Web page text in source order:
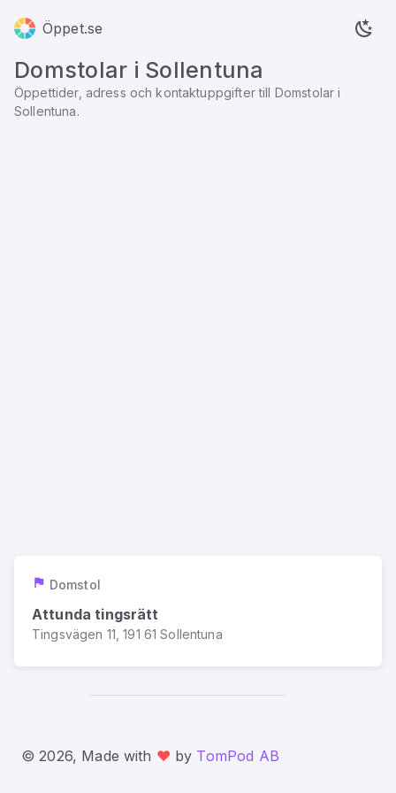
Öppet.se
Domstolar i Sollentuna
Öppettider, adress och kontaktuppgifter till Domstolar i
Sollentuna.
Domstol
Attunda tingsrätt
Tingsvägen 11, 191 61 Sollentuna
© 2026, Made with ❤️ by TomPod AB